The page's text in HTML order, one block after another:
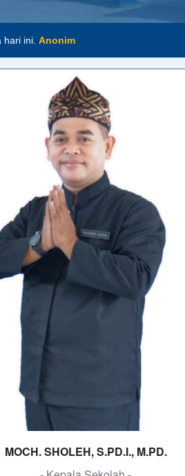
MOCH. SHOLEH, S.PD.I., M.PD.
- Kepala Sekolah -
warahmatullahi
Puji syukur ke hadirat Allah
atas segala limpahan rahmat dan
Nya. Dengan penuh rasa syukur,
SELENGKAPNYA
MBP Unggul, Berkemajuan dan